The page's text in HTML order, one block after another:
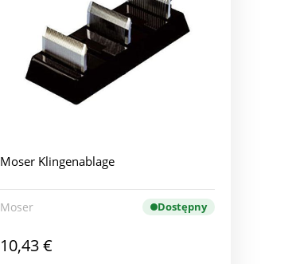
Moser Klingenablage
Moser Dostępny
10,43 €